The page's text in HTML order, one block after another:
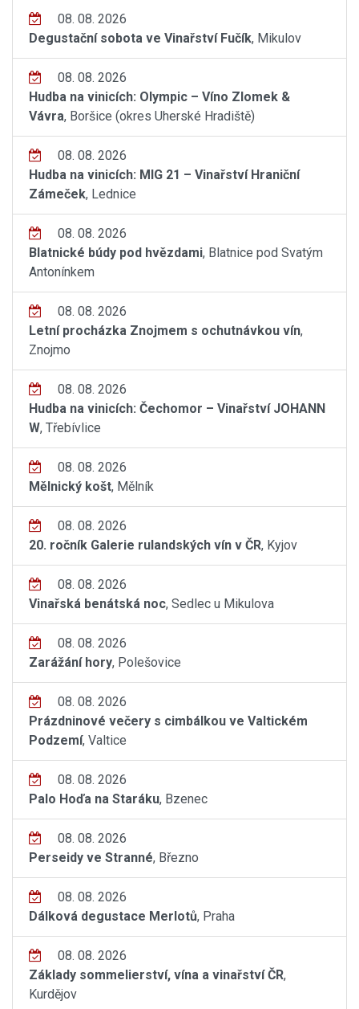
08. 08. 2026
Degustační sobota ve Vinařství Fučík, Mikulov
08. 08. 2026
Hudba na vinicích: Olympic – Víno Zlomek &
Vávra, Boršice (okres Uherské Hradiště)
08. 08. 2026
Hudba na vinicích: MIG 21 – Vinařství Hraniční
Zámeček, Lednice
08. 08. 2026
Blatnické búdy pod hvězdami, Blatnice pod Svatým
Antonínkem
08. 08. 2026
Letní procházka Znojmem s ochutnávkou vín,
Znojmo
08. 08. 2026
Hudba na vinicích: Čechomor – Vinařství JOHANN
W, Třebívlice
08. 08. 2026
Mělnický košt, Mělník
08. 08. 2026
20. ročník Galerie rulandských vín v ČR, Kyjov
08. 08. 2026
Vinařská benátská noc, Sedlec u Mikulova
08. 08. 2026
Zarážání hory, Polešovice
08. 08. 2026
Prázdninové večery s cimbálkou ve Valtickém
Podzemí, Valtice
08. 08. 2026
Palo Hoďa na Staráku, Bzenec
08. 08. 2026
Perseidy ve Stranné, Březno
08. 08. 2026
Dálková degustace Merlotů, Praha
08. 08. 2026
Základy sommelierství, vína a vinařství ČR,
Kurdějov